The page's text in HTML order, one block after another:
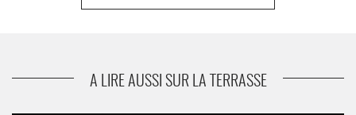
de Frédéric Ferrer
A LIRE AUSSI SUR LA TERRASSE